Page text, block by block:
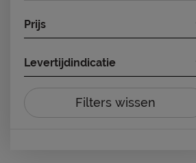
Prijs
Levertijdindicatie
Filters wissen